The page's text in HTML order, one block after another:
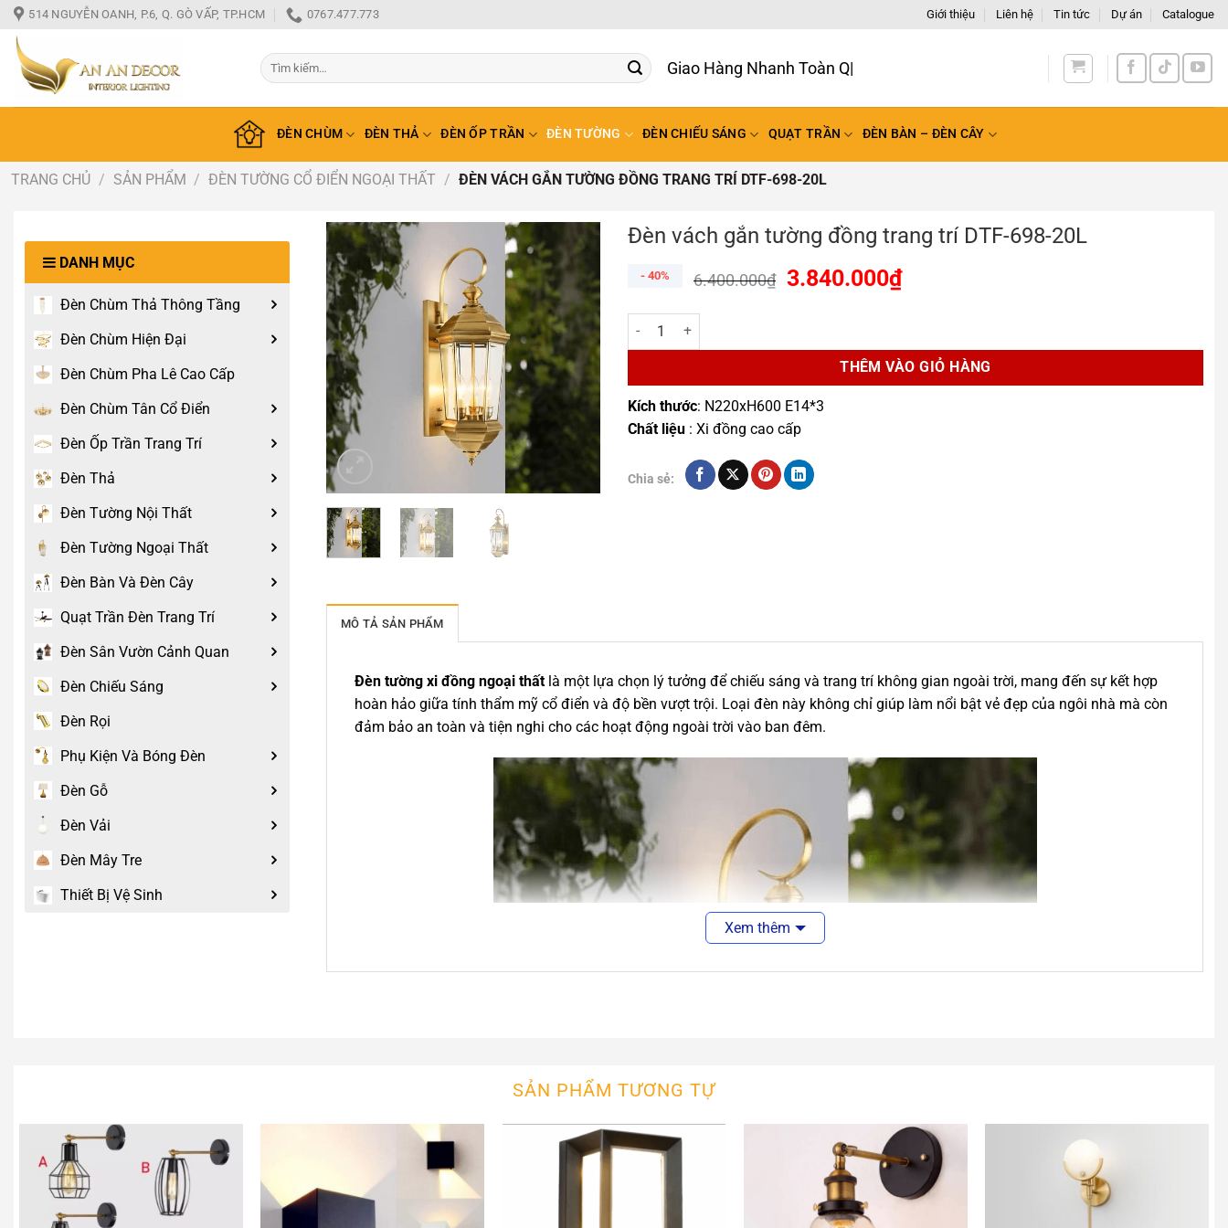
Bỏ
qua
nội
dung
514 NGUYỄN OANH, P.6, Q. GÒ VẤP, TP.HCM 0767.477.773 Giới thiệu Liên hệ Tin tức Dự án Catalogue
Tìm
kiếm:
Giao Hàng Nhanh Toàn Quốc
ĐÈN CHÙM ĐÈN THẢ ĐÈN ỐP TRẦN ĐÈN TƯỜNG ĐÈN CHIẾU SÁNG QUẠT TRẦN ĐÈN BÀN – ĐÈN CÂY
TRANG CHỦ / SẢN PHẨM / ĐÈN TƯỜNG CỔ ĐIỂN NGOẠI THẤT / ĐÈN VÁCH GẮN TƯỜNG ĐỒNG TRANG TRÍ DTF-698-20L
DANH MỤC
Đèn Chùm Thả Thông Tầng
Đèn Chùm Hiện Đại
Đèn Chùm Pha Lê Cao Cấp
Đèn Chùm Tân Cổ Điển
Đèn Ốp Trần Trang Trí
Đèn Thả
Đèn Tường Nội Thất
Đèn Tường Ngoại Thất
Đèn Bàn Và Đèn Cây
Quạt Trần Đèn Trang Trí
Đèn Sân Vườn Cảnh Quan
Đèn Chiếu Sáng
Đèn Rọi
Phụ Kiện Và Bóng Đèn
Đèn Gỗ
Đèn Vải
Đèn Mây Tre
Thiết Bị Vệ Sinh
Đèn vách gắn tường đồng trang trí DTF-698-20L
- 40% 6.400.000₫ 3.840.000₫
Đèn vách gắn tường đồng trang trí DTF-698-20L số lượng
THÊM VÀO GIỎ HÀNG
Kích thước: N220xH600 E14*3
Chất liệu : Xi đồng cao cấp
Chia sẻ:
MÔ TẢ SẢN PHẨM
Đèn tường xi đồng ngoại thất là một lựa chọn lý tưởng để chiếu sáng và trang trí không gian ngoài trời, mang đến sự kết hợp
hoàn hảo giữa tính thẩm mỹ cổ điển và độ bền vượt trội. Loại đèn này không chỉ giúp làm nổi bật vẻ đẹp của ngôi nhà mà còn
đảm bảo an toàn và tiện nghi cho các hoạt động ngoài trời vào ban đêm.
Xem thêm
SẢN PHẨM TƯƠNG TỰ